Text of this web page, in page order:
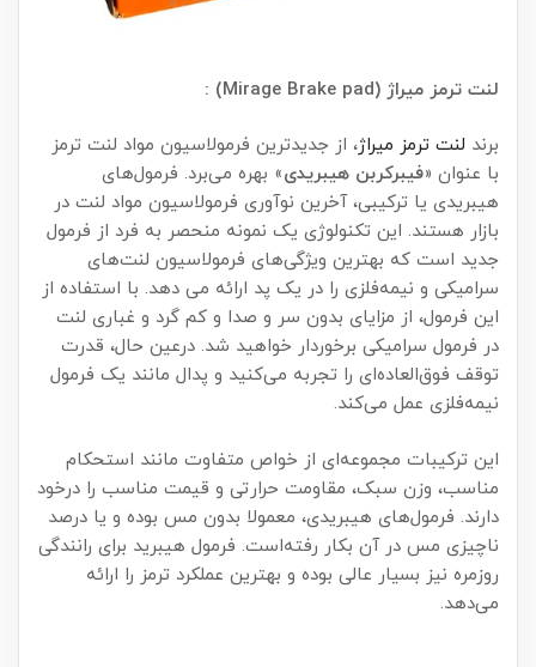
لنت ترمز میراژ (Mirage Brake pad) :
برند لنت ترمز میراژ، از جدیدترین فرمولاسیون مواد لنت ترمز
با عنوان «فیبرکربن هیبریدی» بهره می‌برد. فرمول‌های
هیبریدی یا ترکیبی، آخرین نوآوری فرمولاسیون مواد لنت در
بازار هستند. این تکنولوژی یک نمونه منحصر به فرد از فرمول
جدید است که بهترین ویژگی‌های فرمولاسیون لنت‌های
سرامیکی و نیمه‌فلزی را در یک پد ارائه می دهد. با استفاده از
این فرمول، از مزایای بدون سر و صدا و کم گرد و غباری لنت
در فرمول سرامیکی برخوردار خواهید شد. درعین حال، قدرت
توقف فوق‌العاده‌ای را تجربه می‌کنید و پدال مانند یک فرمول
نیمه‌فلزی عمل می‌کند.
این ترکیبات مجموعه‌ای از خواص متفاوت مانند استحکام
مناسب، وزن سبک، مقاومت حرارتی و قیمت مناسب را درخود
دارند. فرمول‌های هیبریدی، معمولا بدون مس بوده و یا درصد
ناچیزی مس در آن بکار رفته‌است. فرمول هیبرید برای رانندگی
روزمره نیز بسیار عالی بوده و بهترین عملکرد ترمز را ارائه
می‌دهد.